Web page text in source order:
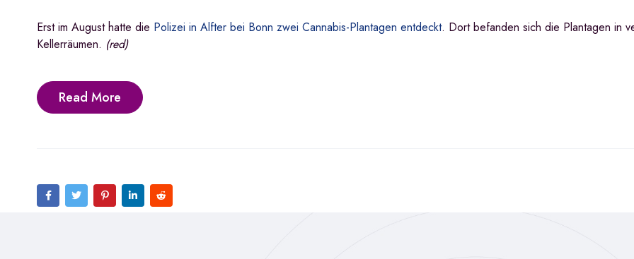
Erst im August hatte die Polizei in Alfter bei Bonn zwei Cannabis-Plantagen entdeckt. Dort befanden sich die Plantagen in
Kellerräumen. (red)
Read More